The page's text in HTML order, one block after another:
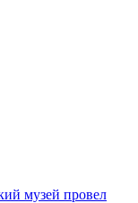
музей провел